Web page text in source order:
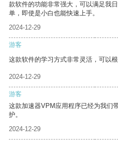
款软件的功能非常强大，可以满足我
单，即使是小白也能快速上手。
2024-12-29
游客
这款软件的学习方式非常灵活，可以
2024-12-29
游客
这款加速器VPM应用程序已经为我们
护。
2024-12-29